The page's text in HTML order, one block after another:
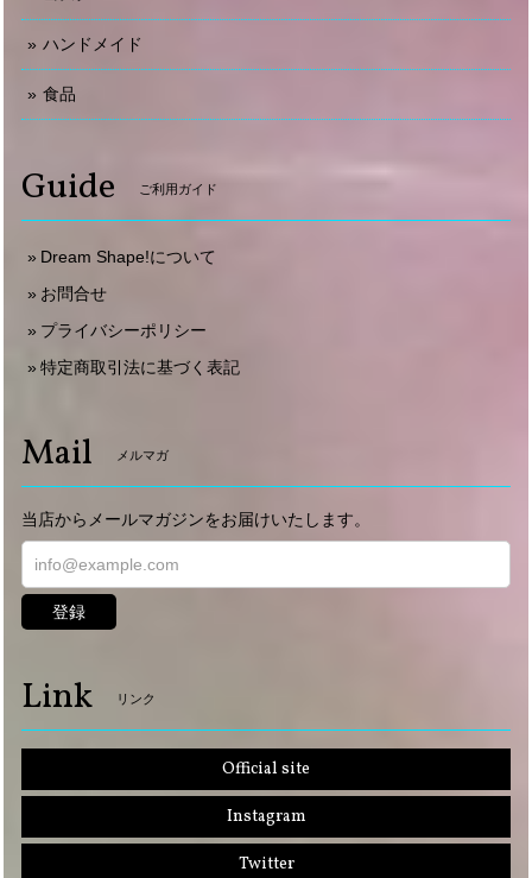
ハンドメイド
食品
Guide ご利用ガイド
Dream Shape!について
お問合せ
プライバシーポリシー
特定商取引法に基づく表記
Mail メルマガ
当店からメールマガジンをお届けいたします。
登録
Link リンク
Official site
Instagram
Twitter